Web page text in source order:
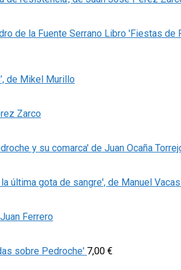
Libro 'Fiestas de
de Mikel Murillo
Zarco
y su comarca' de Juan Ocaña
última gota de sangre', de Manuel
Ferrero
sobre Pedroche' 7,00 €